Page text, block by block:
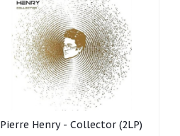
Pierre Henry - Collector (2LP)